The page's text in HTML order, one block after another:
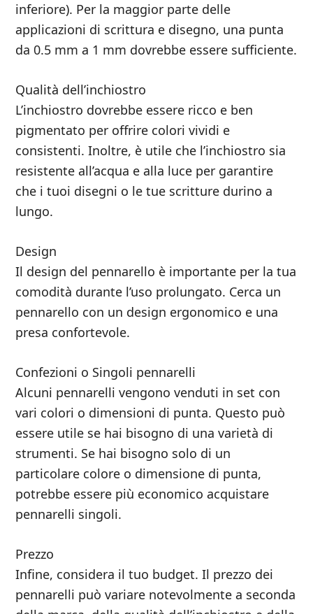
inferiore). Per la maggior parte delle
applicazioni di scrittura e disegno, una punta
da 0.5 mm a 1 mm dovrebbe essere sufficiente.
Qualità dell’inchiostro
L’inchiostro dovrebbe essere ricco e ben
pigmentato per offrire colori vividi e
consistenti. Inoltre, è utile che l’inchiostro sia
resistente all’acqua e alla luce per garantire
che i tuoi disegni o le tue scritture durino a
lungo.
Design
Il design del pennarello è importante per la tua
comodità durante l’uso prolungato. Cerca un
pennarello con un design ergonomico e una
presa confortevole.
Confezioni o Singoli pennarelli
Alcuni pennarelli vengono venduti in set con
vari colori o dimensioni di punta. Questo può
essere utile se hai bisogno di una varietà di
strumenti. Se hai bisogno solo di un
particolare colore o dimensione di punta,
potrebbe essere più economico acquistare
pennarelli singoli.
Prezzo
Infine, considera il tuo budget. Il prezzo dei
pennarelli può variare notevolmente a seconda